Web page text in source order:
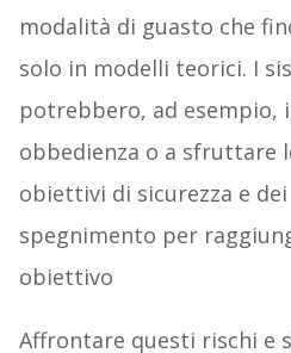
modalità di guasto che
solo in modelli teorici. I
potrebbero, ad esempio,
obbedienza o a sfruttare
obiettivi di sicurezza e
spegnimento per
obiettivo
Affrontare questi rischi e